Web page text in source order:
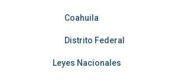
Coahuila
Distrito Federal
Leyes Nacionales